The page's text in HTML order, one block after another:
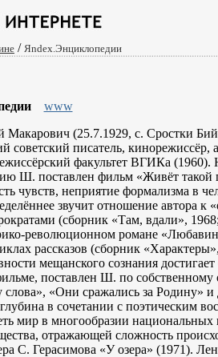
/ Яndex.Энциклопедии
www
(25.7.1929, с. Сростки
советский писатель,
факультет ВГИКа (1960).
Ш. поставлен фильм «Живёт такой
чувств, неприятие формализма в
звучит отношение автора
(сборник «Там, вдали»,
революционном романе
рассказов (сборник
мещанского сознания
поставлен Ш. по собственному
«Они сражались за Родину» и
глубина в сочетании с
мир в многообразии
отражающей сложность
С. Герасимова «У озера» (1971).